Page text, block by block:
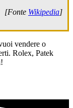
[Fonte Wikipedia]
vendere o
Rolex, Patek